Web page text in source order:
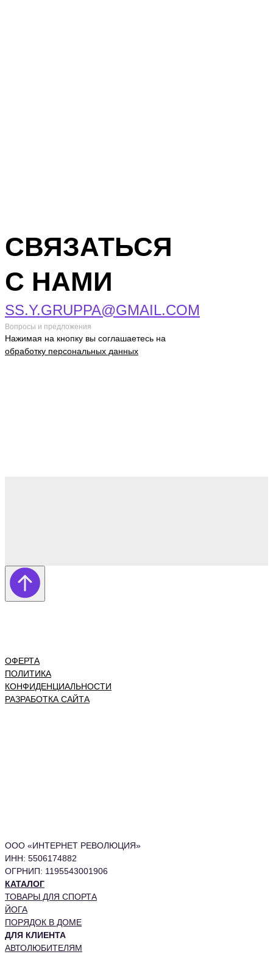
СВЯЗАТЬСЯ
С НАМИ
SS.Y.GRUPPA@GMAIL.COM
Вопросы и предложения
Нажимая на кнопку вы соглашаетесь на
обработку персональных данных
ООО «ИНТЕРНЕТ РЕВОЛЮЦИЯ»
ИНН: 5506174882
ОГРНИП: 1195543001906
КАТАЛОГ
ТОВАРЫ ДЛЯ СПОРТА
ЙОГА
ПОРЯДОК В ДОМЕ
ДЛЯ КЛИЕНТА
АВТОЛЮБИТЕЛЯМ
ОФЕРТА
ПОЛИТИКА
КОНФИДЕНЦИАЛЬНОСТИ
РАЗРАБОТКА САЙТА